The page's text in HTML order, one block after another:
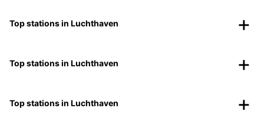
Top stations in Luchthaven
Top stations in Luchthaven
Top stations in Luchthaven